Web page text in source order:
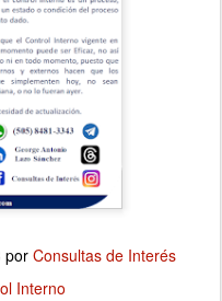
por Consultas de Interés
Interno